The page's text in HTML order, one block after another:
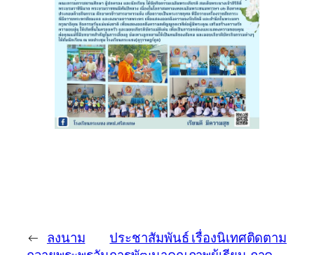
← ลงนาม
ประชาสัมพันธ์ เรื่องนิเทศติดตาม